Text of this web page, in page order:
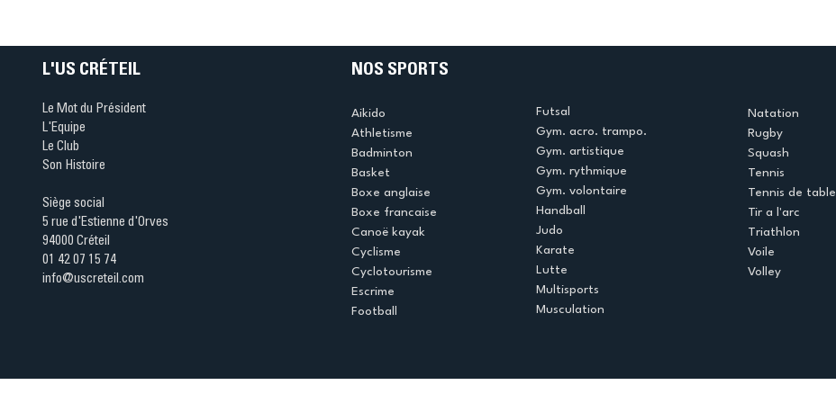
Ping ? Quand le tennis de
termine la saison en
L'US CRÉTEIL
Le Mot du Président
L'Equipe
Le Club
Son Histoire
Siège social
5 rue d'Estienne d'Orves
94000 Créteil
01 42 07 15 74
info@uscreteil.com
NOS SPORTS
Aikido
Athletisme
Badminton
Basket
Boxe anglaise
Boxe francaise
Canoë kayak
Cyclisme
Cyclotourisme
Escrime
Football
Futsal
Gym. acro. trampo.
Gym. artistique
Gym. rythmique
Gym. volontaire
Handball
Judo
Karate
Lutte
Multisports
Musculation
Natation
Rugby
Squash
Tennis
Tennis de table
Tir a l'arc
Triathlon
Voile
Volley